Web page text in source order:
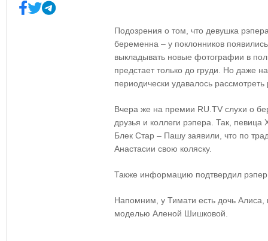
Подозрения о том, что девушка
беременна – у поклонников
выкладывать новые фотографии в
предстает только до груди. Но даже
периодически удавалось
Вчера же на премии RU TV слухи о
друзья и коллеги рэпера. Так, певица
Блек Стар – Пашу заявили, что по
Анастасии свою коляску.
Также информацию подтвердил
Напомним, у Тимати есть дочь Алиса,
моделью Аленой Шишковой.